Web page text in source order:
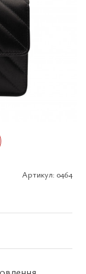
Артикул: 0464